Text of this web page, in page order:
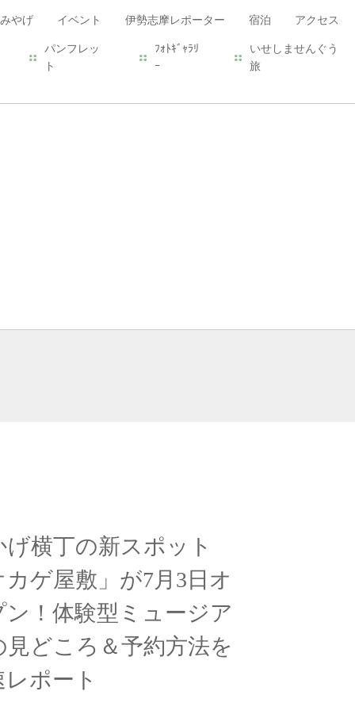
やげ イベント 伊勢志摩レポーター 宿泊 アクセス
パンフレッ
ト
ﾌｫﾄｷﾞｬﾗﾘ
ｰ
いせしませんぐう
旅
げ横丁の新スポット
カゲ屋敷」が7月3日オ
ン！体験型ミュージア
見どころ＆予約方法を
ポート